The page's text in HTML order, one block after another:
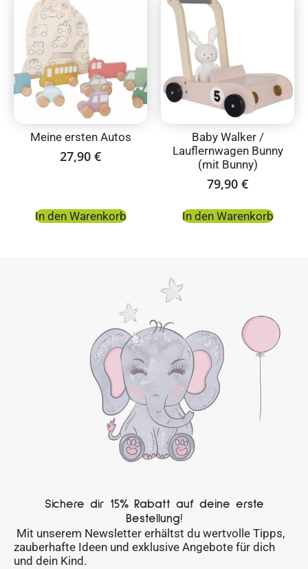
Meine ersten Autos
27,90 €
In den Warenkorb
Baby Walker /
Lauflernwagen Bunny
(mit Bunny)
79,90 €
In den Warenkorb
Sichere dir 15% Rabatt auf deine erste
Bestellung!
Mit unserem Newsletter erhältst du wertvolle Tipps,
zauberhafte Ideen und exklusive Angebote für dich
und dein Kind.